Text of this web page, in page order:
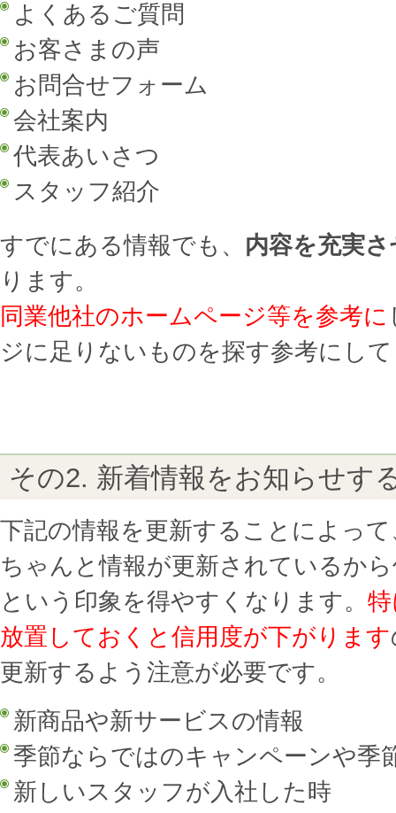
よくあるご質問
お客さまの声
お問合せフォーム
会社案内
代表あいさつ
スタッフ紹介
すでにある情報でも、 内容を充実
ります。
同業他社のホームページ等を参考に
ジに足りないものを探す参考にし
その2. 新着情報をお知らせす
下記の情報を更新することによっ
ちゃんと情報が更新されているか
という印象を得やすくなります。
放置しておくと信用度が下がります
更新するよう注意が必要です。
新商品や新サービスの情報
季節ならではのキャンペーンや季
新しいスタッフが入社した時
CMSクラウドHP
テンプレート